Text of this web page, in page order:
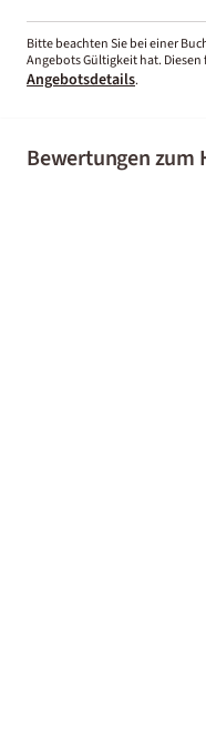
Bitte beachten Sie bei einer
Angebots Gültigkeit hat.
Angebotsdetails.
Bewertungen zum